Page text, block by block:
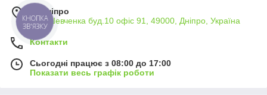
м. Дніпро
вул. Шевченка буд.10 офіс 91, 49000, Дніпро, Україна
Контакти
Сьогодні працює з 08:00 до 17:00
Показати весь графік роботи
КНОПКА
ЗВ'ЯЗКУ